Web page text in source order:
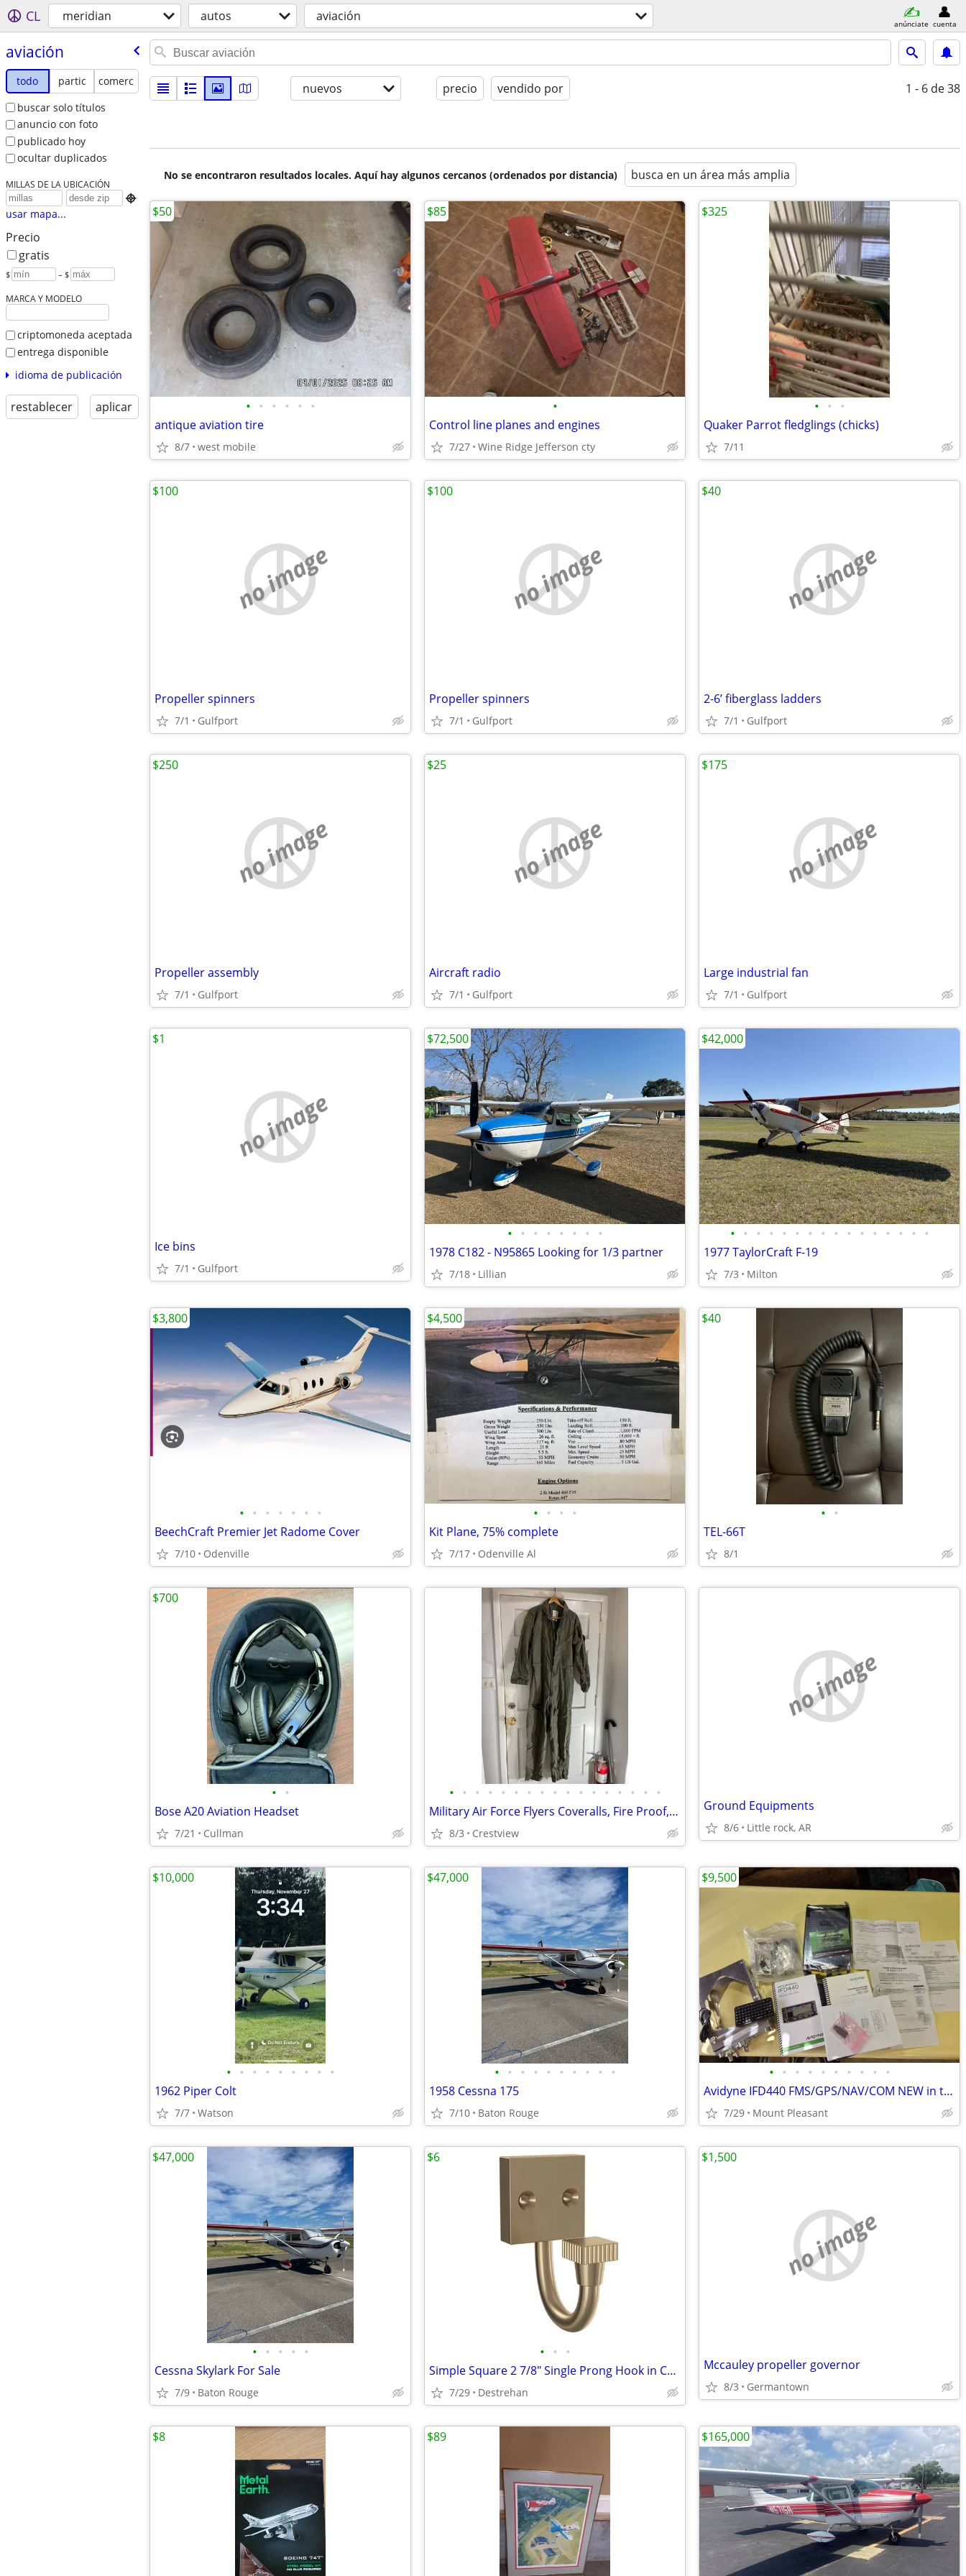
CL meridian autos aviación anúnciate cuenta
aviación
todo partic
comerc
buscar solo títulos
anuncio con foto
publicado hoy
ocultar duplicados
MILLAS DE LA UBICACIÓN

usar mapa...
Precio
gratis
$ – $
MARCA Y MODELO
criptomoneda aceptada
entrega disponible
idioma de publicación
restablecer aplicar
nuevos precio vendido por 1 - 6 de 38
No se encontraron resultados locales. Aquí hay algunos cercanos (ordenados por distancia) busca en un área más amplia
• • • • • •
antique aviation tire
8/7 west mobile
$50
•
Control line planes and engines
7/27 Wine Ridge Jefferson cty
$85
• • •
Quaker Parrot fledglings (chicks)
7/11
$325
no image
Propeller spinners
7/1 Gulfport
$100
no image
Propeller spinners
7/1 Gulfport
$100
no image
2-6’ fiberglass ladders
7/1 Gulfport
$40
no image
Propeller assembly
7/1 Gulfport
$250
no image
Aircraft radio
7/1 Gulfport
$25
no image
Large industrial fan
7/1 Gulfport
$175
no image
Ice bins
7/1 Gulfport
$1
• • • • • • • •
1978 C182 - N95865 Looking for 1/3 partner
7/18 Lillian
$72,500
• • • • • • • • • • • • • • • •
1977 TaylorCraft F-19
7/3 Milton
$42,000
• • • • • • •
BeechCraft Premier Jet Radome Cover
7/10 Odenville
$3,800
• • • •
Kit Plane, 75% complete
7/17 Odenville Al
$4,500
• •
TEL-66T
8/1
$40
• •
Bose A20 Aviation Headset
7/21 Cullman
$700
• • • • • • • • • • • • • • • • •
Military Air Force Flyers Coveralls, Fire Proof, all Sizes
8/3 Crestview
no image
Ground Equipments
8/6 Little rock, AR
• • • • • • • • •
1962 Piper Colt
7/7 Watson
$10,000
• • • • • • • • • •
1958 Cessna 175
7/10 Baton Rouge
$47,000
• • • • • • • • • •
Avidyne IFD440 FMS/GPS/NAV/COM NEW in the box
7/29 Mount Pleasant
$9,500
• • • • •
Cessna Skylark For Sale
7/9 Baton Rouge
$47,000
• • •
Simple Square 2 7/8" Single Prong Hook in Champagne Bronze
7/29 Destrehan
$6
no image
Mccauley propeller governor
8/3 Germantown
$1,500
$8 $89 $165,000